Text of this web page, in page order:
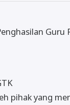
Guru
pihak yang